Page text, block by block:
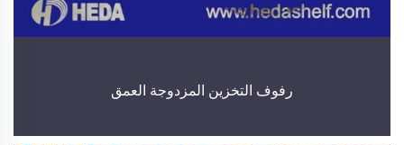
رفوف التخزين المزدوجة العمق